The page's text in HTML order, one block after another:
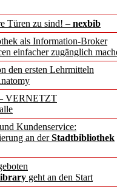
Türen zu sind! – nexbib
als Information-Broker
einfacher zugänglich
den ersten Lehrmitteln
VERNETZT
Kundenservice:
an derStadtbibliothek
geht an den Start
für
in
neu